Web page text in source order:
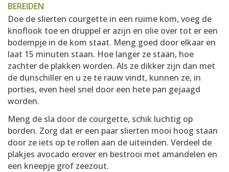
BEREIDEN
Doe de slierten courgette in een ruime kom, voeg de
knoflook toe en druppel er azijn en olie over tot er een
bodempje in de kom staat. Meng goed door elkaar en
laat 15 minuten staan. Hoe langer ze staan, hoe
zachter de plakken worden. Als ze dikker zijn dan met
de dunschiller en u ze te rauw vindt, kunnen ze, in
porties, even heel snel door een hete pan gejaagd
worden.
Meng de sla door de courgette, schik luchtig op
borden. Zorg dat er een paar slierten mooi hoog staan
door ze iets op te rollen aan de uiteinden. Verdeel de
plakjes avocado erover en bestrooi met amandelen en
een kneepje grof zeezout.